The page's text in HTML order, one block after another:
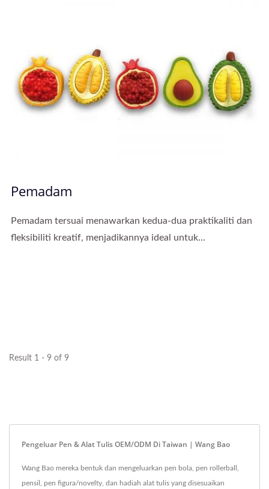
Pemadam
Pemadam tersuai menawarkan kedua-dua praktikaliti dan
fleksibiliti kreatif, menjadikannya ideal untuk...
Result 1 - 9 of 9
Pengeluar Pen & Alat Tulis OEM/ODM Di Taiwan | Wang Bao
Wang Bao mereka bentuk dan mengeluarkan pen bola, pen rollerball,
pensil, pen figura/novelty, dan hadiah alat tulis yang disesuaikan